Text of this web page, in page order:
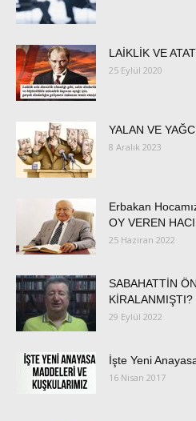
LAİKLİK VE
25 Eylül 2020
YALAN VE
8 Aralık 2023
Erbakan
OY VEREN
25 Haziran 2022
SABAHATTİN
KİRALANMIŞTI?
29 Eylül 2022
İşte Yeni
16 Nisan 2017